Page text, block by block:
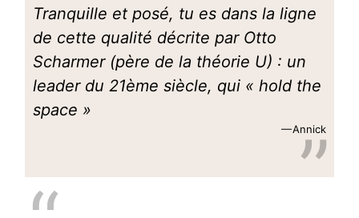
Tranquille et posé, tu es dans la ligne
de cette qualité décrite par Otto
Scharmer (père de la théorie U) : un
leader du 21ème siècle, qui « hold the
space »
Annick